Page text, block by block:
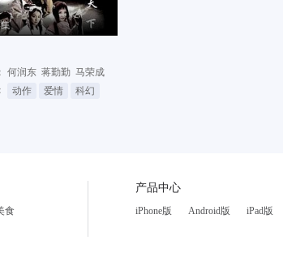
何润东 蒋勤勤 马荣成
动作 爱情 科幻
食
产品中心
iPhone版 Android版 iPad版